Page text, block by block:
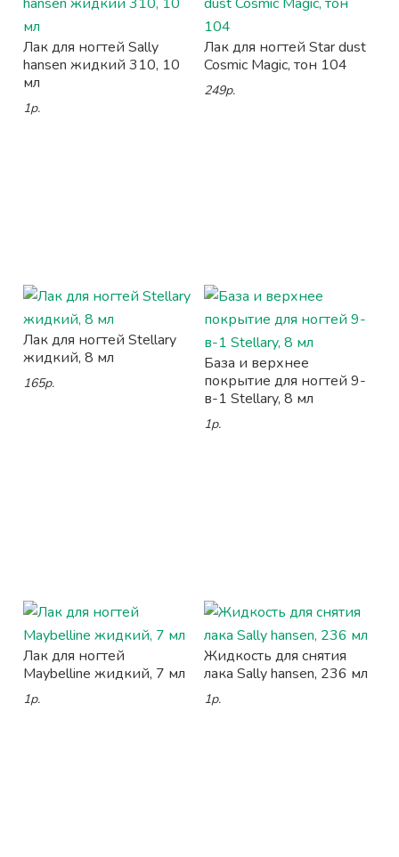
Лак для ногтей Sally
hansen жидкий 310, 10
мл
1р.
Лак для ногтей Star dust
Cosmic Magic, тон 104
249р.
Лак для ногтей Stellary
жидкий, 8 мл
165р.
База и верхнее
покрытие для ногтей 9-
в-1 Stellary, 8 мл
1р.
Лак для ногтей
Maybelline жидкий, 7 мл
1р.
Жидкость для снятия
лака Sally hansen, 236 мл
1р.